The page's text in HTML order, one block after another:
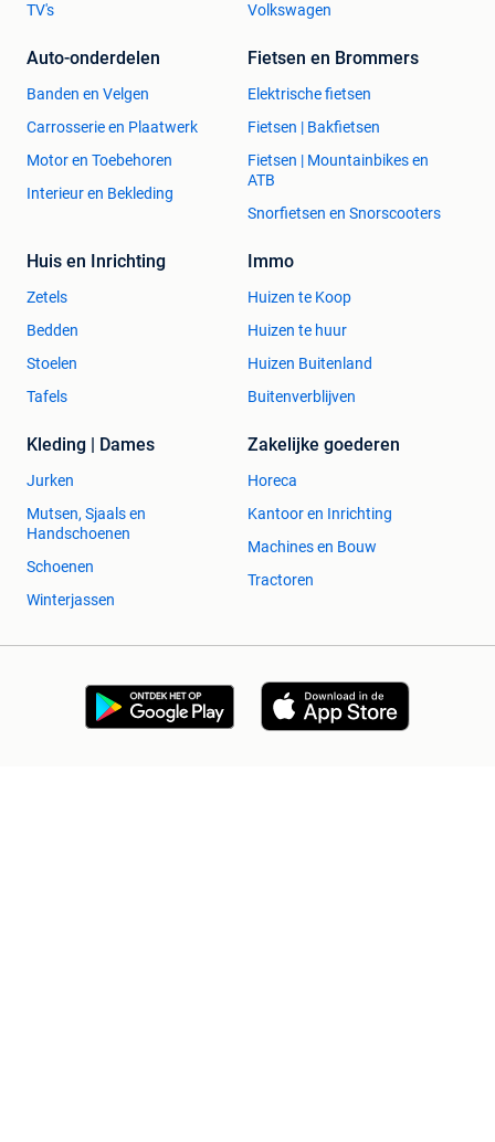
TV's
Volkswagen
Auto-onderdelen
Banden en Velgen
Carrosserie en Plaatwerk
Motor en Toebehoren
Interieur en Bekleding
Fietsen en Brommers
Elektrische fietsen
Fietsen | Bakfietsen
Fietsen | Mountainbikes en
ATB
Snorfietsen en Snorscooters
Huis en Inrichting
Zetels
Bedden
Stoelen
Tafels
Immo
Huizen te Koop
Huizen te huur
Huizen Buitenland
Buitenverblijven
Kleding | Dames
Jurken
Mutsen, Sjaals en
Handschoenen
Schoenen
Winterjassen
Zakelijke goederen
Horeca
Kantoor en Inrichting
Machines en Bouw
Tractoren